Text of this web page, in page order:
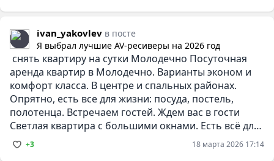
ivan_yakovlev в посте
Я выбрал лучшие AV-ресиверы на 2026 год
снять квартиру на сутки Молодечно Посуточная
аренда квартир в Молодечно. Варианты эконом и
комфорт класса. В центре и спальных районах.
Опрятно, есть все для жизни: посуда, постель,
полотенца. Встречаем гостей. Ждем вас в гости
Светлая квартира с большими окнами. Есть всё для
приготовления еды.
+3 18 марта 2026 17:14